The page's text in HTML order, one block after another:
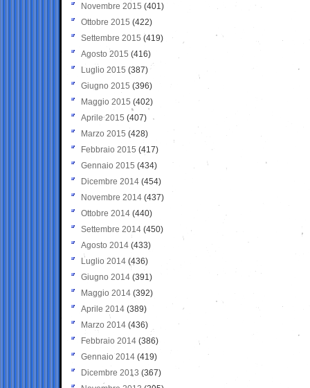
Novembre 2015 (401)
Ottobre 2015 (422)
Settembre 2015 (419)
Agosto 2015 (416)
Luglio 2015 (387)
Giugno 2015 (396)
Maggio 2015 (402)
Aprile 2015 (407)
Marzo 2015 (428)
Febbraio 2015 (417)
Gennaio 2015 (434)
Dicembre 2014 (454)
Novembre 2014 (437)
Ottobre 2014 (440)
Settembre 2014 (450)
Agosto 2014 (433)
Luglio 2014 (436)
Giugno 2014 (391)
Maggio 2014 (392)
Aprile 2014 (389)
Marzo 2014 (436)
Febbraio 2014 (386)
Gennaio 2014 (419)
Dicembre 2013 (367)